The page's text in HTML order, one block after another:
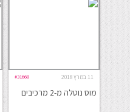
11 במרץ 2018 #31668
מוס נוטלה מ-2 מרכיבים